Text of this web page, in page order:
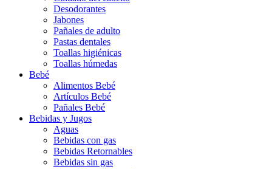
Desodorantes
Jabones
Pañales de adulto
Pastas dentales
Toallas higiénicas
Toallas húmedas
Bebé
Alimentos Bebé
Artículos Bebé
Pañales Bebé
Bebidas y Jugos
Aguas
Bebidas con gas
Bebidas Retornables
Bebidas sin gas